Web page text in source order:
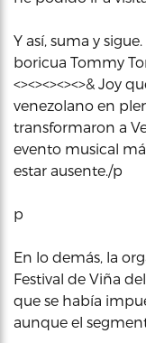
Y así, suma y
boricua Tommy
<><><><><>& Joy
venezolano en
transformaron a
evento musical
estar ausente./p
p
En lo demás, la
Festival de Viña
que se había
aunque el